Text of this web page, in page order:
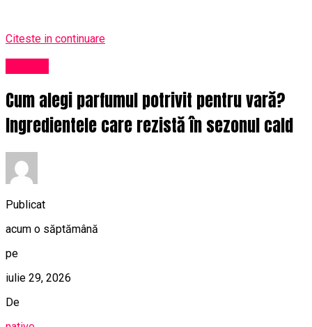
Citeste in continuare
Cum alegi parfumul potrivit pentru vară?
Ingredientele care rezistă în sezonul cald
Publicat
acum o săptămână
pe
iulie 29, 2026
De